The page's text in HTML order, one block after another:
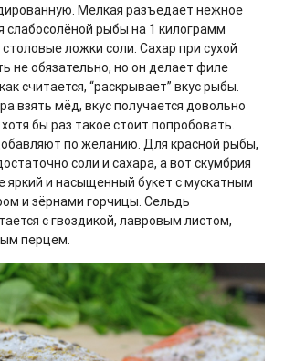
Мелкая разъедает нежное
рыбы на 1 килограмм
ложки соли. Сахар при сухой
не обязательно, но он делает филе
считается, “раскрывает” вкус рыбы.
взять мёд, вкус получается довольно
бы раз такое стоит попробовать.
по желанию. Для красной рыбы,
соли и сахара, а вот скумбрия
яркий и насыщенный букет с мускатным
и зёрнами горчицы. Сельдь
с гвоздикой, лавровым листом,
перцем.